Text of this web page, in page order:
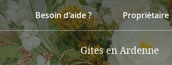
Besoin d'aide ? Propriétaire
Gites en Ardenne